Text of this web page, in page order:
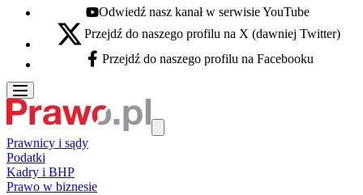
Youtube - otwiera się w nowej karcie
Odwiedź nasz kanał w serwisie YouTube
X - otwiera się w nowej karcie
Przejdź do naszego profilu na X (dawniej Twitter)
Facebook - otwiera się w nowej karcie
Przejdź do naszego profilu na Facebooku
Prawnicy i sądy
Podatki
Kadry i BHP
Prawo w biznesie